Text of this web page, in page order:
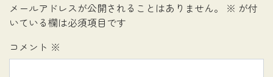
メールアドレスが公開されることはありません。 ※ が付
いている欄は必須項目です
コメント ※